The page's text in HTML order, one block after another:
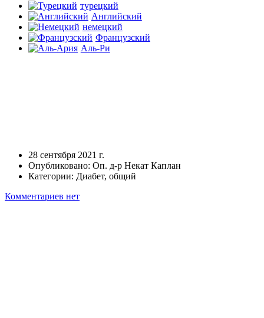
Турецкий
Английский
Немецкий
Французский
Аль-Ри
28 сентября 2021 г.
Опубликовано: Оп. д-р Некат Каплан
Категории: Диабет, общий
Комментариев нет